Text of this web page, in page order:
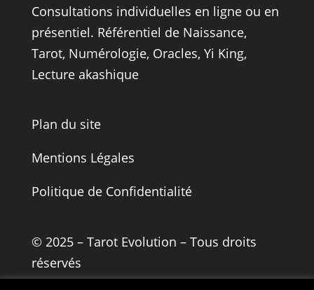
Consultations individuelles en ligne ou en
présentiel. Référentiel de Naissance,
Tarot, Numérologie, Oracles, Yi King,
Lecture akashique
Plan du site
Mentions Légales
Politique de Confidentialité
© 2025 – Tarot Evolution – Tous droits
réservés